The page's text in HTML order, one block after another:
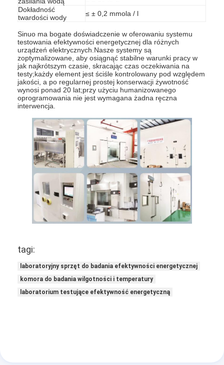
Bloga
Sprzęt do testowania urządzeń elektrycznych
Laboratorium efektywności energetycznej
Sprzęt do testowania pojazdów
Sprzęt do testowania baterii
Sprzęt testowy do laboratorium elektrycznego
Przełącz tester życia
Sprzęt do testowania LED
Sprzęt do badania wnikania wody
Komora do badania palności
Sprzęt do badań wyrobów medycznych
Dokładność
twardości wody
≤ ± 0,2 mmola / l
Sinuo ma bogate doświadczenie w oferowaniu systemu
testowania efektywności energetycznej dla różnych
urządzeń elektrycznych.Nasze systemy są
zoptymalizowane, aby osiągnąć stabilne warunki pracy w
jak najkrótszym czasie, skracając czas oczekiwania na
testy;każdy element jest ściśle kontrolowany pod względem
jakości, a po regularnej prostej konserwacji żywotność
wynosi ponad 20 lat;przy użyciu humanizowanego
oprogramowania nie jest wymagana żadna ręczna
interwencja.
tagi:
laboratoryjny sprzęt do badania efektywności energetycznej
komora do badania wilgotności i temperatury
laboratorium testujące efektywność energetyczną